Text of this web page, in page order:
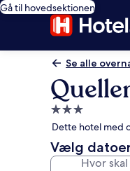
Gå til hovedsektionen
Se alle
3.0-
stjernet
Dette hotel med
Vælg
Hvor